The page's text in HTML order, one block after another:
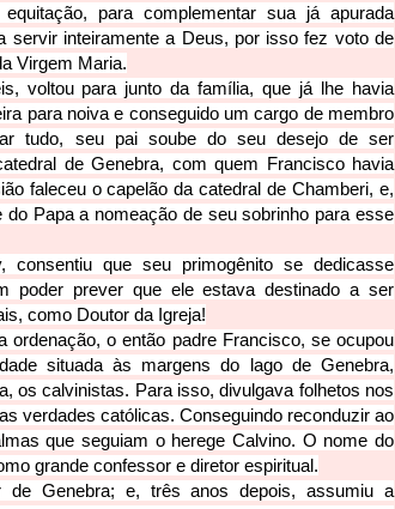
para complementar sua já apurada
servir inteiramente a Deus, por isso fez voto de
Virgem Maria.
voltou para junto da família, que já lhe havia
para noiva e conseguido um cargo de membro
tudo, seu pai soube do seu desejo de ser
de Genebra, com quem Francisco havia
faleceu o capelão da catedral de Chamberi, e,
Papa a nomeação de seu sobrinho para esse
que seu primogênito se dedicasse
poder prever que ele estava destinado a ser
como Doutor da Igreja!
ordenação, o então padre Francisco, se ocupou
situada às margens do lago de Genebra,
os calvinistas. Para isso, divulgava folhetos nos
verdades católicas. Conseguindo reconduzir ao
que seguiam o herege Calvino. O nome do
grande confessor e diretor espiritual.
de Genebra; e, três anos depois, assumiu a